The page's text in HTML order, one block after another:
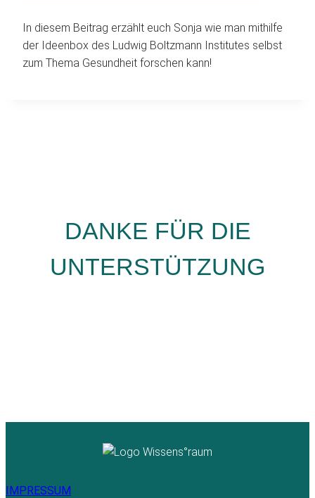
In diesem Beitrag erzählt euch Sonja wie man mithilfe
der Ideenbox des Ludwig Boltzmann Institutes selbst
zum Thema Gesundheit forschen kann!
DANKE FÜR DIE
UNTERSTÜTZUNG
IMPRESSUM